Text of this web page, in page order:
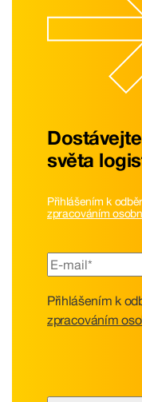
světa
Přihlášením k
zpracováním
Přihlášením k
zpracováním